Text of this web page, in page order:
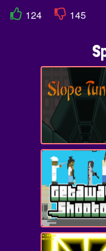
124 145